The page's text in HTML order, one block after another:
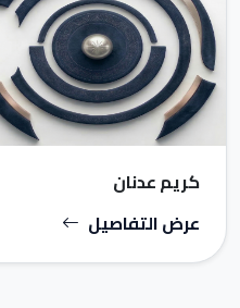
كريم عدنان
عرض التفاصيل